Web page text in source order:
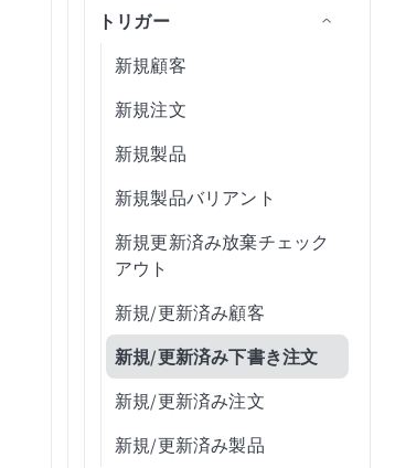
更新
レコードの更新
レコードを更新（バッチ）
UCMにアップロード
レコードをUpsert
した
レビュー用に送信された新
切断
パッケージがデプロイ済み
ユーザーによって停止され
たレシピ
Workatoによって停止され
たレシピ
新規/更新済み連絡先
新規/更新済み経費
新規/更新済みGLアカウント
新規/更新済み項目
新規/更新済みオブジェクト
新規/更新済みプロジェクト
タスク
新規/更新済み発注書
新規/更新済みベンダー
Salesforceをデータベースと同
期
ト
新規/更新済みレコードをエ
クスポート
レコードの変更を監視(リア
ルタイム)
新規レコード
新規レコード（バッチ）
レコードの更新
レコードをUpsert
レコードを承認
レコードをバッチで作成
のトラブルシューティング
のトラブルシューティング
（batch）
すべての経費グループ設定
を取得（batch）
（batch）
（batch）（deprecated）
経費タイプを取得（batch）
すべてのリスト項目を取得
アクション
IDocステータスを確認
エラー処理と動作
索
レコードの更新
レコードをUpsert
複数のレコードをUpsert
新規または新規/更新済みレ
（bulk）
レコード作成アクション
レコード更新アクション
新規/更新済みCSVファイル
ファイルの権限を変更
フォルダを作成
ファイルを削除
フォルダを削除
ファイルをダウンロード
ファイル情報を取得
ファイルの名前変更/移動
ファイル/フォルダを検索
トラブルシューティング
削除済みファイルまたはフ
行
SharePointリスト内の新規/
更新済み行
フォルダ内の新規/更新済み
ファイル
フォルダ階層内の新規/更新
済みファイル
フォルダ階層内の新規/更新
済みファイル（大規模サイ
アクション
リストに行を追加
ファイルをコピー
ライブラリにフォルダを作
ライブラリからファイルま
リスト内の行を削除
リスト内の添付ファイルを
ダウンロード（batch）
ライブラリからファイルを
SharePoint FAQ
トラブルシューティング
SharePointコネクションの
トリガー
新規顧客
新規注文
新規製品
新規製品バリアント
新規更新済み放棄チェック
アウト
新規/更新済み顧客
新規/更新済み下書き注文
新規/更新済み注文
新規/更新済み製品